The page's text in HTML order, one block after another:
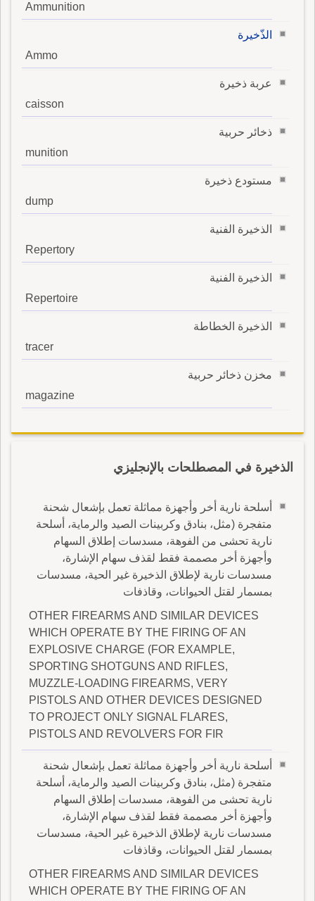
Ammunition
الذّخيرة
Ammo
عربة ذخيرة
caisson
ذخائر حربية
munition
مستودع ذخيرة
dump
الذخيرة الفنية
Repertory
الذخيرة الفنية
Repertoire
الذخيرة الخطاطة
tracer
مخزن ذخائر حربية
magazine
الذخيرة في المصطلحات بالإنجليزي
أسلحة نارية أخر وأجهزة مماثلة تعمل بإشعال شحنة
متفجرة (مثل، بنادق وكربينات الصيد والرماية، أسلحة
نارية تحشى من الفوهة، مسدسات إطلاق السهام
وأجهزة أخر مصممة فقط لقذف سهام الإشارة،
مسدسات نارية لإطلاق الذخيرة غير الحية، مسدسات
بمسمار لقتل الحيوانات، وقاذفات
OTHER FIREARMS AND SIMILAR DEVICES
WHICH OPERATE BY THE FIRING OF AN
EXPLOSIVE CHARGE (FOR EXAMPLE,
SPORTING SHOTGUNS AND RIFLES,
MUZZLE-LOADING FIREARMS, VERY
PISTOLS AND OTHER DEVICES DESIGNED
TO PROJECT ONLY SIGNAL FLARES,
PISTOLS AND REVOLVERS FOR FIR
أسلحة نارية أخر وأجهزة مماثلة تعمل بإشعال شحنة
متفجرة (مثل، بنادق وكربينات الصيد والرماية، أسلحة
نارية تحشى من الفوهة، مسدسات إطلاق السهام
وأجهزة أخر مصممة فقط لقذف سهام الإشارة،
مسدسات نارية لإطلاق الذخيرة غير الحية، مسدسات
بمسمار لقتل الحيوانات، وقاذفات
OTHER FIREARMS AND SIMILAR DEVICES
WHICH OPERATE BY THE FIRING OF AN